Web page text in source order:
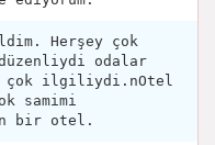
Herşey çok
odalar
çok ilgiliydi.nOtel
samimi
bir otel.